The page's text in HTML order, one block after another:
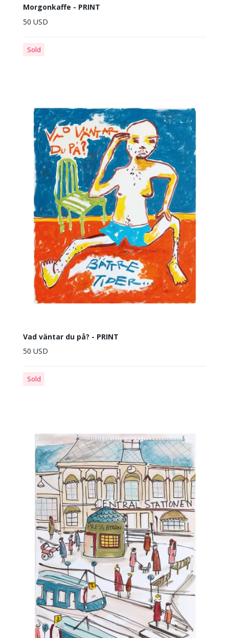
Morgonkaffe - PRINT
50 USD
Sold
Vad väntar du på? - PRINT
50 USD
Sold